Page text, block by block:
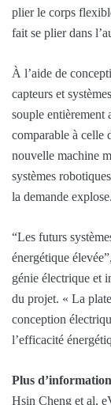
plier le corps
fait se plier dans
À l’aide de
capteurs et
souple entièrement
comparable à celle
nouvelle machine
systèmes
la demande explose.
“Les futurs
énergétique
génie électrique et
du projet. « La
conception
l’efficacité
Plus
Hsin Cheng et al,